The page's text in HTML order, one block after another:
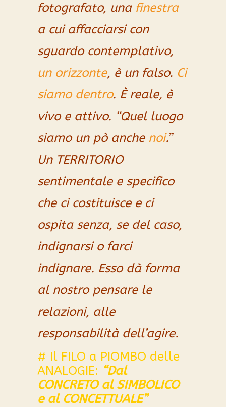
fotografato, una finestra
a cui affacciarsi con
sguardo contemplativo,
un orizzonte, è un falso. Ci
siamo dentro. È reale, è
vivo e attivo. “Quel luogo
siamo un pò anche noi.”
Un TERRITORIO
sentimentale e specifico
che ci costituisce e ci
ospita senza, se del caso,
indignarsi o farci
indignare. Esso dà forma
al nostro pensare le
relazioni, alle
responsabilità dell’agire.
# Il FILO a PIOMBO delle
ANALOGIE: “Dal
CONCRETO al SIMBOLICO
e al CONCETTUALE”